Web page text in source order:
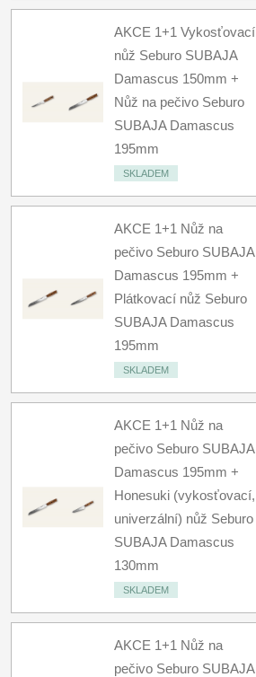
AKCE 1+1 Vykosťovací
nůž Seburo SUBAJA
Damascus 150mm +
Nůž na pečivo Seburo
SUBAJA Damascus
195mm
SKLADEM
AKCE 1+1 Nůž na
pečivo Seburo SUBAJA
Damascus 195mm +
Plátkovací nůž Seburo
SUBAJA Damascus
195mm
SKLADEM
AKCE 1+1 Nůž na
pečivo Seburo SUBAJA
Damascus 195mm +
Honesuki (vykosťovací,
univerzální) nůž Seburo
SUBAJA Damascus
130mm
SKLADEM
AKCE 1+1 Nůž na
pečivo Seburo SUBAJA